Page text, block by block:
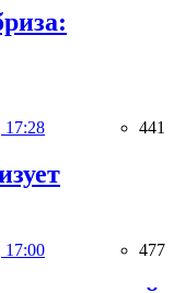
17:28 441
17:00 477